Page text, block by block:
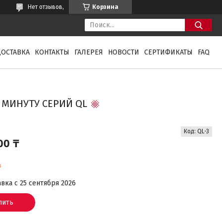
Корзина
Нет отзывов,
КОНТАКТЫ ГАЛЕРЕЯ НОВОСТИ СЕРТИФИКАТЫ FAQ
СЕРИЙ QL
₸
Код: QL-3
с 25 сентября 2026